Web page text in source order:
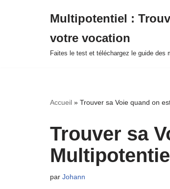
Multipotentiel :
votre vocation
Faites le test et téléchargez le guide des
Accueil » Trouver sa Voie quand on
Trouver sa
par Johann